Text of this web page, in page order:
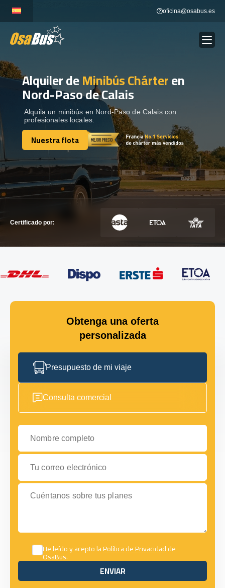
content
oficina@osabus.es
ALQUILER DE AUTOCARES Show dropdown
DESTINOS
RECORRIDAS Show dropdown
Alquiler deMinibús Chárteren
Nord-Paso de Calais
Alquila un minibús en Nord-Paso de Calais con
profesionales locales.
Nuestra flota
Nuestra flota
Certificado por:
Obtenga una oferta
personalizada
Presupuesto de mi viaje
Consulta comercial
Nombre completo
Tu correo electrónico
Cuéntanos sobre tus planes
He leído y acepto laPolítica de Privacidadde
OsaBus.
ENVIAR
ENVIAR